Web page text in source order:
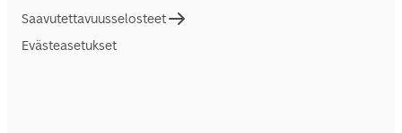
Saavutettavuusselosteet
Evästeasetukset